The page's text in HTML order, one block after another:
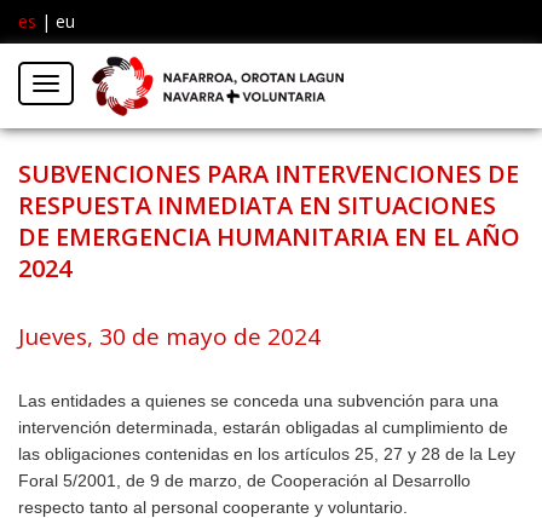
es | eu
Menú
SUBVENCIONES PARA INTERVENCIONES DE
RESPUESTA INMEDIATA EN SITUACIONES
DE EMERGENCIA HUMANITARIA EN EL AÑO
2024
Jueves, 30 de mayo de 2024
Las entidades a quienes se conceda una subvención para una
intervención determinada, estarán obligadas al cumplimiento de
las obligaciones contenidas en los artículos 25, 27 y 28 de la Ley
Foral 5/2001, de 9 de marzo, de Cooperación al Desarrollo
respecto tanto al personal cooperante y voluntario.